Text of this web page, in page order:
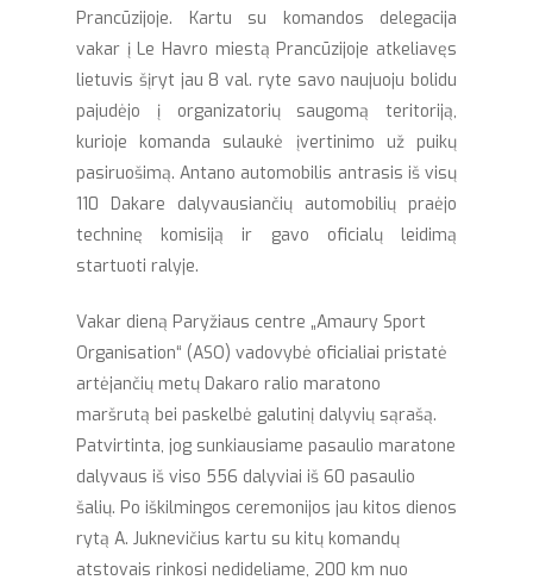
Prancūzijoje. Kartu su komandos delegacija
vakar į Le Havro miestą Prancūzijoje atkeliavęs
lietuvis šįryt jau 8 val. ryte savo naujuoju bolidu
pajudėjo į organizatorių saugomą teritoriją,
kurioje komanda sulaukė įvertinimo už puikų
pasiruošimą. Antano automobilis antrasis iš visų
110 Dakare dalyvausiančių automobilių praėjo
techninę komisiją ir gavo oficialų leidimą
startuoti ralyje.
Vakar dieną Paryžiaus centre „Amaury Sport
Organisation“ (ASO) vadovybė oficialiai pristatė
artėjančių metų Dakaro ralio maratono
maršrutą bei paskelbė galutinį dalyvių sąrašą.
Patvirtinta, jog sunkiausiame pasaulio maratone
dalyvaus iš viso 556 dalyviai iš 60 pasaulio
šalių. Po iškilmingos ceremonijos jau kitos dienos
rytą A. Juknevičius kartu su kitų komandų
atstovais rinkosi nedideliame, 200 km nuo